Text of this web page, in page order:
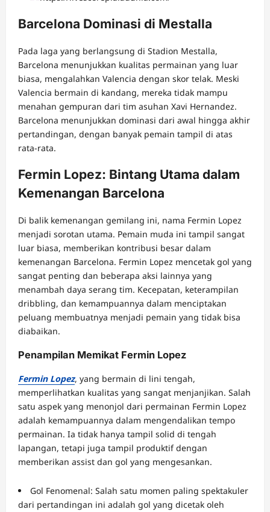
Barcelona Dominasi di Mestalla
Pada laga yang berlangsung di Stadion Mestalla,
Barcelona menunjukkan kualitas permainan yang luar
biasa, mengalahkan Valencia dengan skor telak. Meski
Valencia bermain di kandang, mereka tidak mampu
menahan gempuran dari tim asuhan Xavi Hernandez.
Barcelona menunjukkan dominasi dari awal hingga akhir
pertandingan, dengan banyak pemain tampil di atas
rata-rata.
Fermin Lopez: Bintang Utama dalam
Kemenangan Barcelona
Di balik kemenangan gemilang ini, nama Fermin Lopez
menjadi sorotan utama. Pemain muda ini tampil sangat
luar biasa, memberikan kontribusi besar dalam
kemenangan Barcelona. Fermin Lopez mencetak gol yang
sangat penting dan beberapa aksi lainnya yang
menambah daya serang tim. Kecepatan, keterampilan
dribbling, dan kemampuannya dalam menciptakan
peluang membuatnya menjadi pemain yang tidak bisa
diabaikan.
Penampilan Memikat Fermin Lopez
Fermin Lopez, yang bermain di lini tengah,
memperlihatkan kualitas yang sangat menjanjikan. Salah
satu aspek yang menonjol dari permainan Fermin Lopez
adalah kemampuannya dalam mengendalikan tempo
permainan. Ia tidak hanya tampil solid di tengah
lapangan, tetapi juga tampil produktif dengan
memberikan assist dan gol yang mengesankan.
Gol Fenomenal: Salah satu momen paling spektakuler
dari pertandingan ini adalah gol yang dicetak oleh